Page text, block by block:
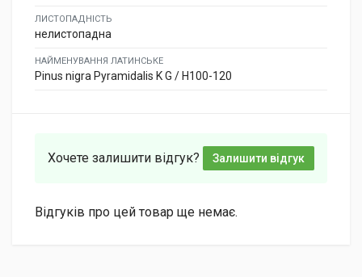
ЛИСТОПАДНІСТЬ
нелистопадна
НАЙМЕНУВАННЯ ЛАТИНСЬКЕ
Pinus nigra Pyramidalis K G / H100-120
Хочете залишити відгук? Залишити відгук
Відгуків про цей товар ще немає.